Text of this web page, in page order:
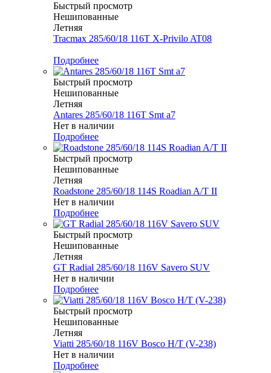
Быстрый просмотр
Нешипованные
Летняя
Tracmax 285/60/18 116T X-Privilo AT08
Подробнее
Быстрый просмотр
Нешипованные
Летняя
Antares 285/60/18 116T Smt a7
Нет в наличии
Подробнее
Быстрый просмотр
Нешипованные
Летняя
Roadstone 285/60/18 114S Roadian A/T II
Нет в наличии
Подробнее
Быстрый просмотр
Нешипованные
Летняя
GT Radial 285/60/18 116V Savero SUV
Нет в наличии
Подробнее
Быстрый просмотр
Нешипованные
Летняя
Viatti 285/60/18 116V Bosco H/T (V-238)
Нет в наличии
Подробнее